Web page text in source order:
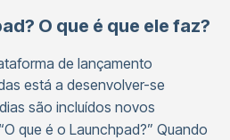
O que é que ele faz?
está a desenvolver-se
são incluídos novos
que é o Launchpad?” Quando